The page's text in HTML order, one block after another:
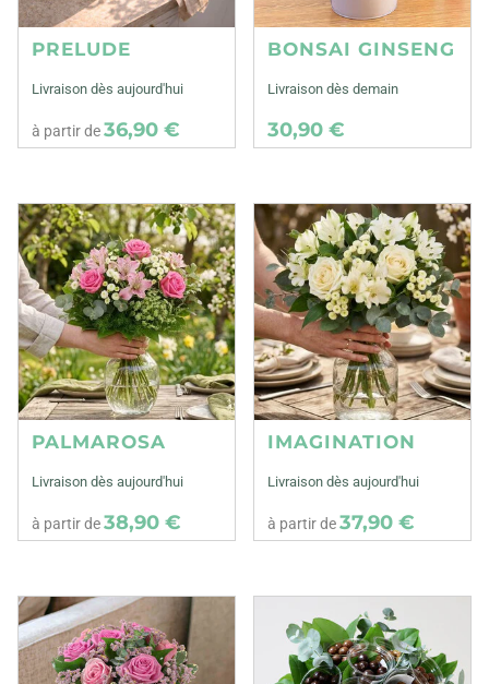
PRELUDE
Livraison dès aujourd'hui
à partir de36,90 €
BONSAI GINSENG
Livraison dès demain
30,90 €
PALMAROSA
Livraison dès aujourd'hui
à partir de38,90 €
IMAGINATION
Livraison dès aujourd'hui
à partir de37,90 €